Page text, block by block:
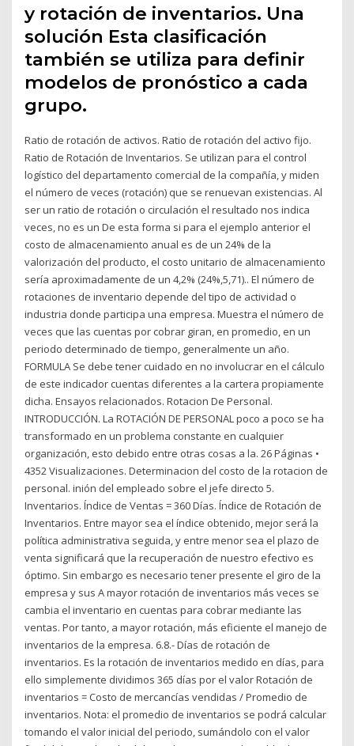
y rotación de inventarios. Una
solución Esta clasificación
también se utiliza para definir
modelos de pronóstico a cada
grupo.
Ratio de rotación de activos. Ratio de rotación del activo fijo.
Ratio de Rotación de Inventarios. Se utilizan para el control
logístico del departamento comercial de la compañía, y miden
el número de veces (rotación) que se renuevan existencias. Al
ser un ratio de rotación o circulación el resultado nos indica
veces, no es un De esta forma si para el ejemplo anterior el
costo de almacenamiento anual es de un 24% de la
valorización del producto, el costo unitario de almacenamiento
sería aproximadamente de un 4,2% (24%,5,71).. El número de
rotaciones de inventario depende del tipo de actividad o
industria donde participa una empresa. Muestra el número de
veces que las cuentas por cobrar giran, en promedio, en un
periodo determinado de tiempo, generalmente un año.
FORMULA Se debe tener cuidado en no involucrar en el cálculo
de este indicador cuentas diferentes a la cartera propiamente
dicha. Ensayos relacionados. Rotacion De Personal.
INTRODUCCIÓN. La ROTACIÓN DE PERSONAL poco a poco se ha
transformado en un problema constante en cualquier
organización, esto debido entre otras cosas a la. 26 Páginas •
4352 Visualizaciones. Determinacion del costo de la rotacion de
personal. inión del empleado sobre el jefe directo 5.
Inventarios. Índice de Ventas = 360 Días. Índice de Rotación de
Inventarios. Entre mayor sea el índice obtenido, mejor será la
política administrativa seguida, y entre menor sea el plazo de
venta significará que la recuperación de nuestro efectivo es
óptimo. Sin embargo es necesario tener presente el giro de la
empresa y sus A mayor rotación de inventarios más veces se
cambia el inventario en cuentas para cobrar mediante las
ventas. Por tanto, a mayor rotación, más eficiente el manejo de
inventarios de la empresa. 6.8.- Días de rotación de
inventarios. Es la rotación de inventarios medido en días, para
ello simplemente dividimos 365 días por el valor Rotación de
inventarios = Costo de mercancías vendidas / Promedio de
inventarios. Nota: el promedio de inventarios se podrá calcular
tomando el valor inicial del periodo, sumándolo con el valor